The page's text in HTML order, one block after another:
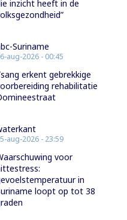
inzicht heeft in de
Suriname
aug-2026 - 00:45
erkent gebrekkige
rehabilitatie
aug-2026 - 23:59
voor
in
loopt op tot 38